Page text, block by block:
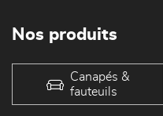
Nos produits
Canapés &
fauteuils